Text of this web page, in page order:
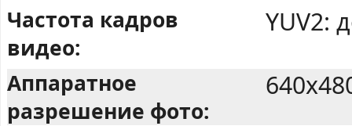
Частота кадров
видео:
YUV2:
Аппаратное
разрешение фото: